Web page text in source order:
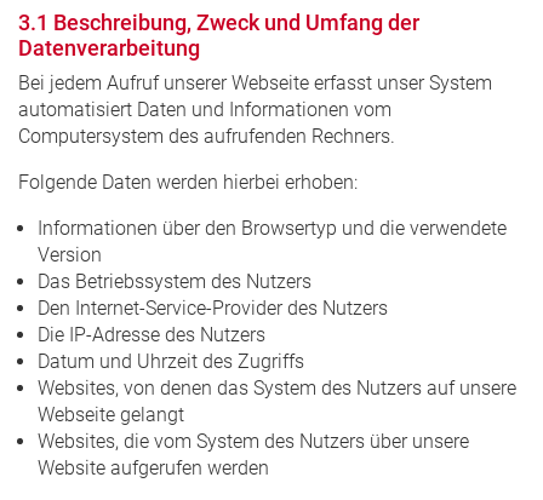
3.1 Beschreibung, Zweck und Umfang der
Datenverarbeitung
Bei jedem Aufruf unserer Webseite erfasst unser System
automatisiert Daten und Informationen vom
Computersystem des aufrufenden Rechners.
Folgende Daten werden hierbei erhoben:
Informationen über den Browsertyp und die verwendete
Version
Das Betriebssystem des Nutzers
Den Internet-Service-Provider des Nutzers
Die IP-Adresse des Nutzers
Datum und Uhrzeit des Zugriffs
Websites, von denen das System des Nutzers auf unsere
Webseite gelangt
Websites, die vom System des Nutzers über unsere
Website aufgerufen werden